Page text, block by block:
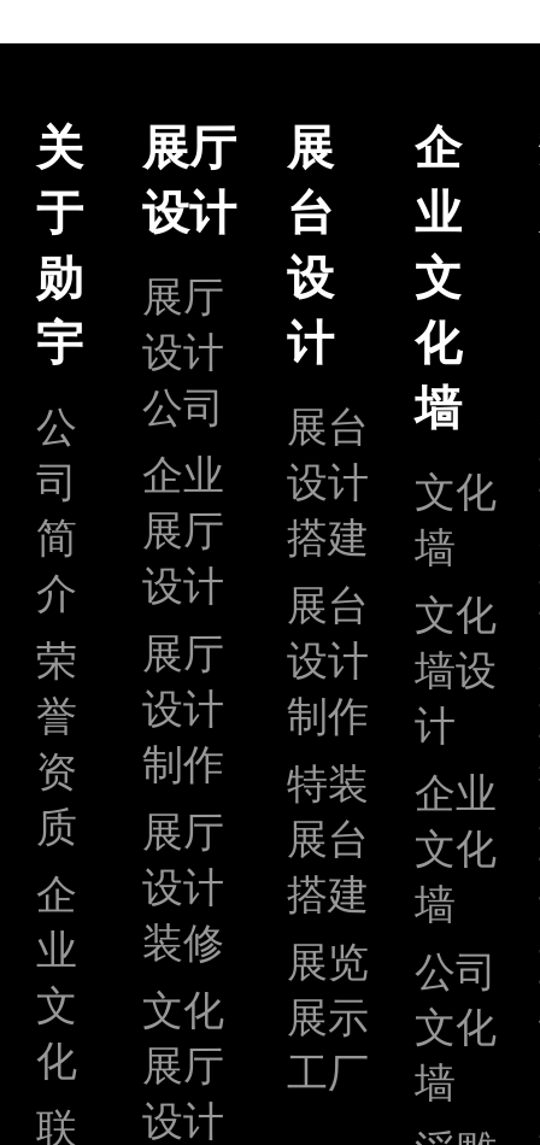
关
于
勋
宇
公
司
简
介
荣
誉
资
质
企
业
文
化
联
展厅
设计
展厅
设计
公司
企业
展厅
设计
展厅
设计
制作
展厅
设计
装修
文化
展厅
设计
展
台
设
计
展台
设计
搭建
展台
设计
制作
特装
展台
搭建
展览
展示
工厂
企
业
文
化
墙
文化
墙
文化
墙设
计
企业
文化
墙
公司
文化
墙